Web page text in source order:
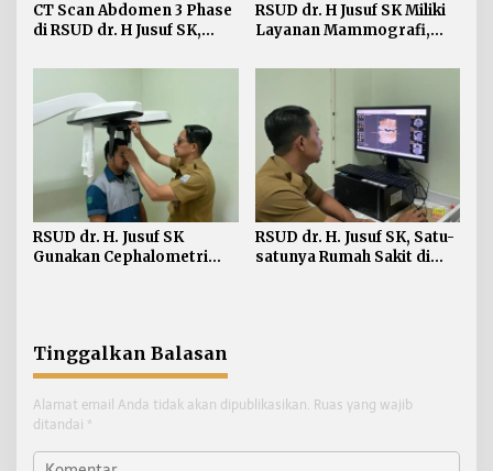
CT Scan Abdomen 3 Phase
di RSUD dr. H Jusuf SK,
Penyebaran Sel Tumor ke
RSUD dr. H Jusuf SK Miliki
Layanan Mammografi,
Kanker Payudara
RSUD dr. H. Jusuf SK
Gunakan Cephalometri
RSUD dr. H. Jusuf SK, Satu-
satunya Rumah Sakit di
Tinggalkan Balasan
Alamat email Anda tidak akan dipublikasikan. Ruas yang wajib
ditandai *